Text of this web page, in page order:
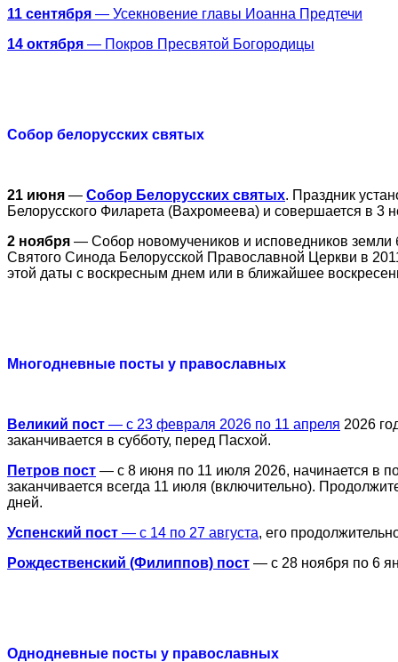
11 сентября — Усекновение главы Иоанна Предтечи
14 октября — Покров Пресвятой Богородицы
Собор белорусских святых
21 июня — Собор Белорусских святых. Праздник
Белорусского Филарета (Вахромеева) и совершается в 3
2 ноября — Собор новомучеников и исповедников земли
Святого Синода Белорусской Православной Церкви в
этой даты с воскресным днем или в ближайшее
Многодневные посты у православных
Великий пост — с 23 февраля 2026 по 11 апреля 2026
заканчивается в субботу, перед Пасхой.
Петров пост — с 8 июня по 11 июля 2026, начинается в
заканчивается всегда 11 июля (включительно).
дней.
Успенский пост — с 14 по 27 августа, его
Рождественский (Филиппов) пост — с 28 ноября по 6
Однодневные посты у православных